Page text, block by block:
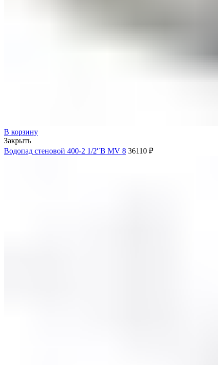
В корзину
Закрыть
Водопад стеновой 400-2 1/2″В MV 8 36110 ₽